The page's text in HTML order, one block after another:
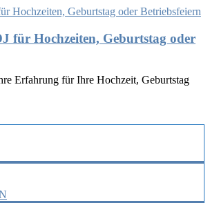
für Hochzeiten, Geburtstag oder
Erfahrung für Ihre Hochzeit, Geburtstag